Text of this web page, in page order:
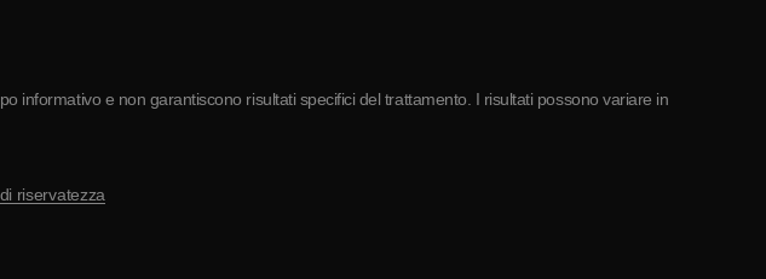
informativo e non garantiscono risultati specifici del trattamento. I risultati possono variare in
riservatezza